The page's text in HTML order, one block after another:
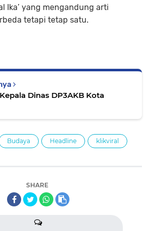
Ika’ yang mengandung arti
tetapi tetap satu.
Dinas DP3AKB Kota
Budaya Headline klikviral
SHARE